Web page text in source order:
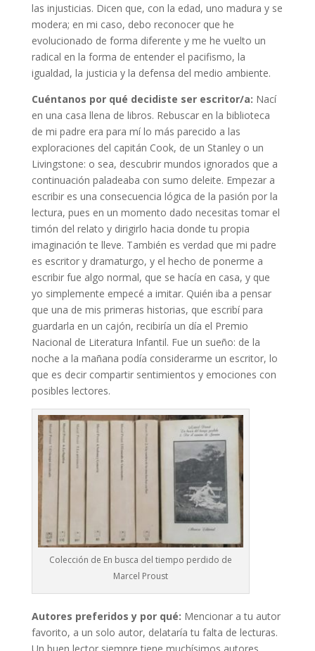
las injusticias. Dicen que, con la edad, uno madura y se
modera; en mi caso, debo reconocer que he
evolucionado de forma diferente y me he vuelto un
radical en la forma de entender el pacifismo, la
igualdad, la justicia y la defensa del medio ambiente.
Cuéntanos por qué decidiste ser escritor/a: Nací
en una casa llena de libros. Rebuscar en la biblioteca
de mi padre era para mí lo más parecido a las
exploraciones del capitán Cook, de un Stanley o un
Livingstone: o sea, descubrir mundos ignorados que a
continuación paladeaba con sumo deleite. Empezar a
escribir es una consecuencia lógica de la pasión por la
lectura, pues en un momento dado necesitas tomar el
timón del relato y dirigirlo hacia donde tu propia
imaginación te lleve. También es verdad que mi padre
es escritor y dramaturgo, y el hecho de ponerme a
escribir fue algo normal, que se hacía en casa, y que
yo simplemente empecé a imitar. Quién iba a pensar
que una de mis primeras historias, que escribí para
guardarla en un cajón, recibiría un día el Premio
Nacional de Literatura Infantil. Fue un sueño: de la
noche a la mañana podía considerarme un escritor, lo
que es decir compartir sentimientos y emociones con
posibles lectores.
Colección de En busca del tiempo perdido de
Marcel Proust
Autores preferidos y por qué: Mencionar a tu autor
favorito, a un solo autor, delataría tu falta de lecturas.